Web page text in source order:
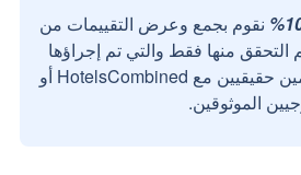
نقوم بجمع وعرض التقييمات من
التحقق منها فقط والتي تم إجراؤها
بواسطة مستخدمين حقيقيين مع HotelsCombined أو
الموثوقين.